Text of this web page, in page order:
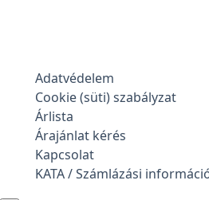
Adatvédelem
Cookie (süti) szabályzat
Árlista
Árajánlat kérés
Kapcsolat
KATA / Számlázási